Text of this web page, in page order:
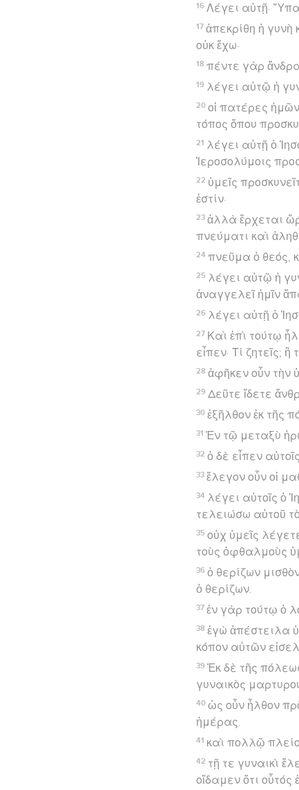
16 Λέγει αὐτῇ·
17 ἀπεκρίθη ἡ γυνὴ
οὐκ ἔχω·
18 πέντε γὰρ
19 λέγει αὐτῷ ἡ
20 οἱ πατέρες ἡμῶν
τόπος ὅπου
21 λέγει αὐτῇ ὁ
Ἱεροσολύμοις
22 ὑμεῖς
ἐστίν·
23 ἀλλὰ ἔρχεται
πνεύματι καὶ
24 πνεῦμα ὁ θεός,
25 λέγει αὐτῷ ἡ
ἀναγγελεῖ ἡμῖν
26 λέγει αὐτῇ ὁ
27 Καὶ ἐπὶ τούτῳ
εἶπεν· Τί ζητεῖς;
28 ἀφῆκεν οὖν τὴν
29 Δεῦτε ἴδετε
30 ἐξῆλθον ἐκ τῆς
31 Ἐν τῷ μεταξὺ
32 ὁ δὲ εἶπεν
33 ἔλεγον οὖν οἱ
34 λέγει αὐτοῖς ὁ
τελειώσω αὐτοῦ
35 οὐχ ὑμεῖς
τοὺς ὀφθαλμοὺς
36 ὁ θερίζων
ὁ θερίζων.
37 ἐν γὰρ τούτῳ ὁ
38 ἐγὼ ἀπέστειλα
κόπον αὐτῶν
39 Ἐκ δὲ τῆς
γυναικὸς
40 ὡς οὖν ἦλθον
ἡμέρας.
41 καὶ πολλῷ
42 τῇ τε γυναικὶ
οἴδαμεν ὅτι οὗτός